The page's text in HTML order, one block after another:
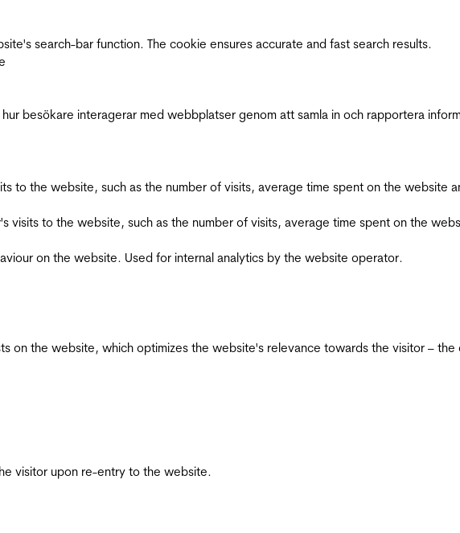
search-bar function. The cookie ensures accurate and fast search results.
besökare interagerar med webbplatser genom att samla in och rapportera
to the website, such as the number of visits, average time spent on the website
visits to the website, such as the number of visits, average time spent on the
on the website. Used for internal analytics by the website operator.
on the website, which optimizes the website's relevance towards the visitor –
visitor upon re-entry to the website.